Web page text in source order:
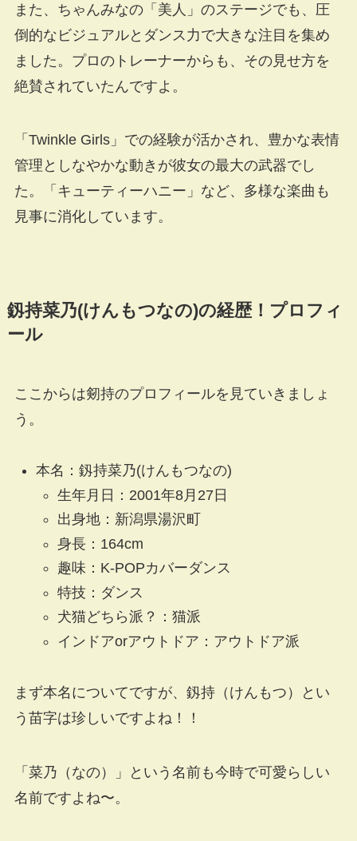
また、ちゃんみなの「美人」のステージでも、圧
倒的なビジュアルとダンス力で大きな注目を集め
ました。プロのトレーナーからも、その見せ方を
絶賛されていたんですよ。
「Twinkle Girls」での経験が活かされ、豊かな表情
管理としなやかな動きが彼女の最大の武器でし
た。「キューティーハニー」など、多様な楽曲も
見事に消化しています。
釼持菜乃(けんもつなの)の経歴！プロフィ
ール
ここからは剱持のプロフィールを見ていきましょ
う。
本名：釼持菜乃(けんもつなの)
生年月日：2001年8月27日
出身地：新潟県湯沢町
身長：164cm
趣味：K-POPカバーダンス
特技：ダンス
犬猫どちら派？：猫派
インドアorアウトドア：アウトドア派
まず本名についてですが、釼持（けんもつ）とい
う苗字は珍しいですよね！！
「菜乃（なの）」という名前も今時で可愛らしい
名前ですよね〜。